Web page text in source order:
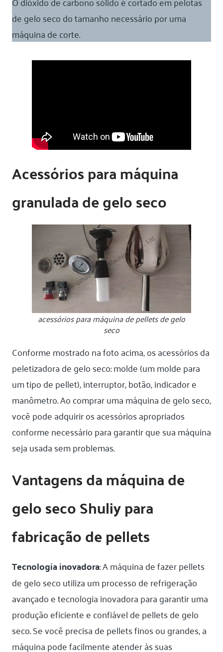
de gelo seco do tamanho necessário por uma
máquina de corte.
Acessórios para máquina
granulada de gelo seco
acessórios para máquina de pellets de gelo
seco
Conforme mostrado na foto acima, os acessórios da
peletizadora de gelo seco: molde (um molde para
um tipo de pellet), interruptor, botão, indicador e
manômetro. Ao comprar uma máquina de gelo seco,
você pode adquirir os acessórios apropriados
conforme necessário para garantir que sua máquina
seja usada sem problemas.
Vantagens da máquina de
gelo seco Shuliy para
fabricação de pellets
Tecnologia inovadora: A máquina de fazer pellets
de gelo seco utiliza um processo de refrigeração
avançado e tecnologia inovadora para garantir uma
produção eficiente e confiável de pellets de gelo
seco. Se você precisa de pellets finos ou grandes, a
máquina pode facilmente atender às suas